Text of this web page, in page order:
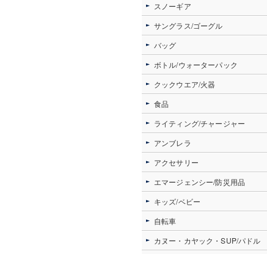
スノーギア
サングラス/ゴーグル
バッグ
ボトル/ウォーターパック
クックウエア/火器
食品
ライティング/チャージャー
アンブレラ
アクセサリー
エマージェンシー/防災用品
キッズ/ベビー
自転車
カヌー・カヤック・SUP/パドル